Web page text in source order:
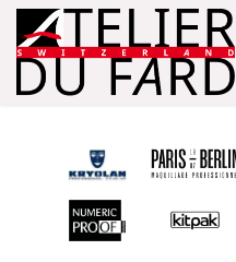
Se rendre au contenu